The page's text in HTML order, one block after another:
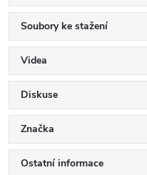
Soubory ke stažení
Videa
Diskuse
Značka
Ostatní informace